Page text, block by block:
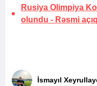
Rusiya Olimpiya
olundu - Rəsmi
İsmayıl